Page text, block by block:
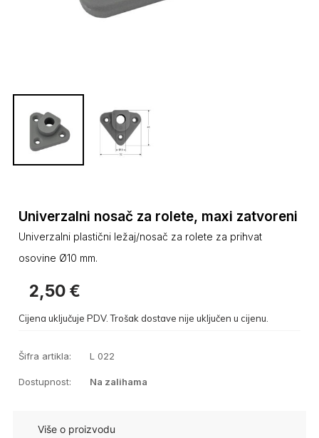
Univerzalni nosač za rolete, maxi zatvoreni
Univerzalni plastični ležaj/nosač za rolete za prihvat
osovine Ø10 mm.
2,50 €
Cijena uključuje PDV. Trošak dostave nije uključen u cijenu.
Šifra artikla: L 022
Dostupnost: Na zalihama
Više o proizvodu